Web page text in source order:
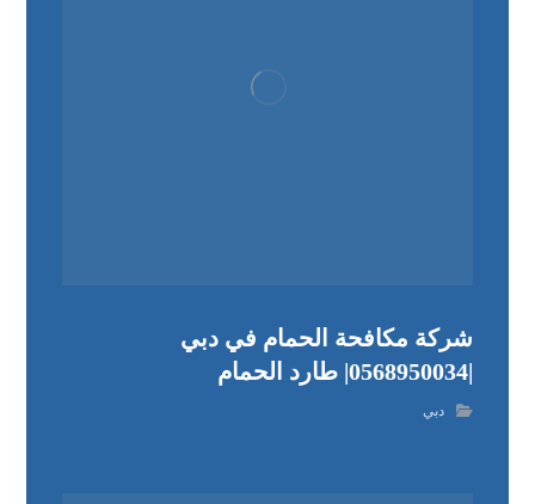
شركة مكافحة الحمام في دبي
|0568950034| طارد الحمام
دبي